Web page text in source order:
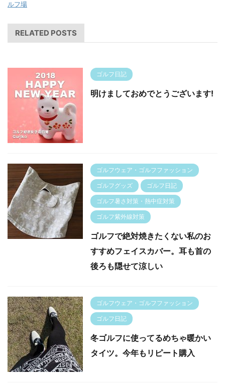
ルフ場
RELATED POSTS
ゴルフ日記
明けましておめでとうございます!
ゴルフウェア・ゴルフファッション
ゴルフグッズ ゴルフ日記
ゴルフ暑さ対策・熱中症対策
ゴルフ紫外線対策
ゴルフで絶対焼きたくない私のお
すすめフェイスカバー。耳も首の
後ろも隠せて涼しい
ゴルフウェア・ゴルフファッション
ゴルフ日記
冬ゴルフに使ってるめちゃ暖かい
タイツ。今年もリピート購入